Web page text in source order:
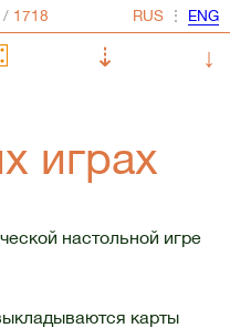
⋮
⇣
↓
играх
настольной игре
карты